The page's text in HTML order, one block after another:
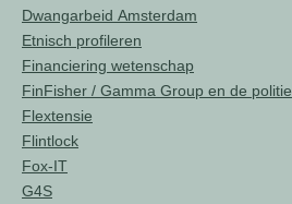
Dwangarbeid Amsterdam
Etnisch profileren
Financiering wetenschap
FinFisher / Gamma Group en de politie
Flextensie
Flintlock
Fox-IT
G4S